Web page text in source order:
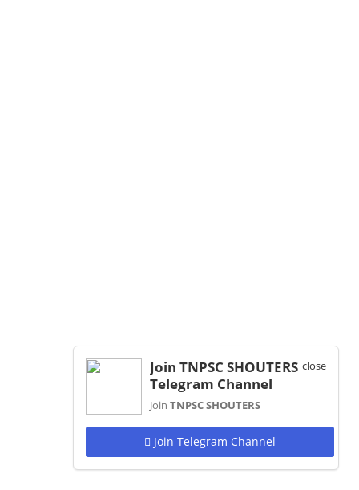
close
Join TNPSC SHOUTERS
Telegram Channel
Join TNPSC SHOUTERS
Join Telegram Channel